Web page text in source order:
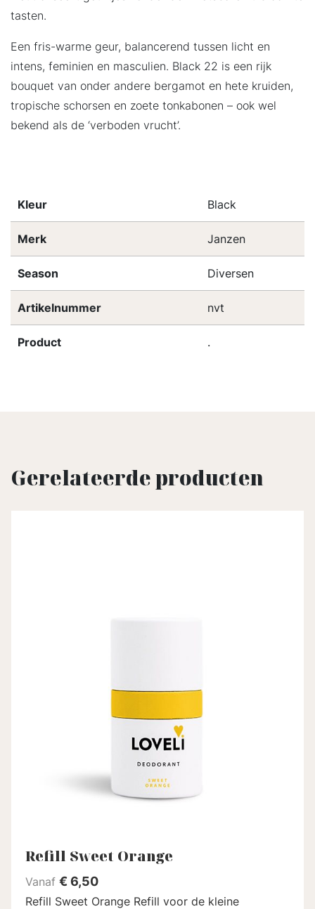
tasten.
Een fris-warme geur, balancerend tussen licht en
intens, feminien en masculien. Black 22 is een rijk
bouquet van onder andere bergamot en hete kruiden,
tropische schorsen en zoete tonkabonen – ook wel
bekend als de ‘verboden vrucht’.
Kleur Black
Merk Janzen
Season Diversen
Artikelnummer nvt
Product .
Gerelateerde producten
Refill Sweet Orange
Vanaf €6,50
Refill Sweet Orange Refill voor de kleine